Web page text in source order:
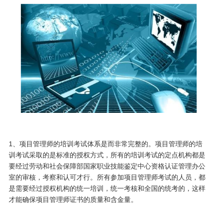
1、项目管理师的培训考试体系是而非常完整的。项目管理师的培
训考试采取的是标准的授权方式，所有的培训考试的定点机构都是
要经过劳动和社会保障部国家职业技能鉴定中心资格认证管理办公
室的审核，考察和认可才行。所有参加项目管理师考试的人员，都
是需要经过授权机构的统一培训，统一考核和全国的统考的，这样
才能确保项目管理师证书的质量和含金量。